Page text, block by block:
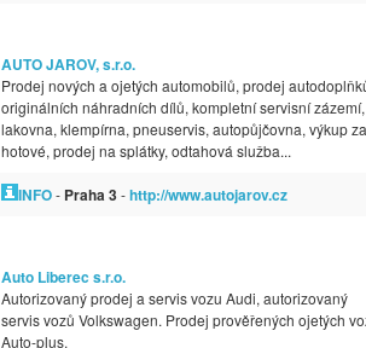
AUTO JAROV, s.r.o.
Prodej nových a ojetých automobilů, prodej
originálních náhradních dílů, kompletní servisní zázemí,
lakovna, klempírna, pneuservis, autopůjčovna, výkup za
hotové, prodej na splátky, odtahová služba...
INFO- Praha 3-http://www.autojarov.cz
Auto Liberec s.r.o.
Autorizovaný prodej a servis vozu Audi, autorizovaný
servis vozů Volkswagen. Prodej prověřených ojetých
Auto-plus.